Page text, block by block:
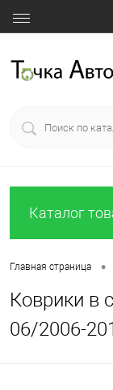
Каталог
Главная страница •
Коврики в
06/2006-